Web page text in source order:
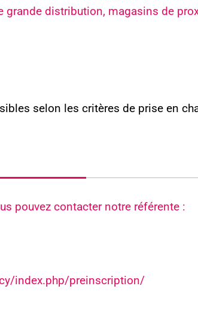
grande distribution, magasins de
selon les critères de prise en
pouvez contacter notre référente :
index.php/preinscription/
Écrivez-nous